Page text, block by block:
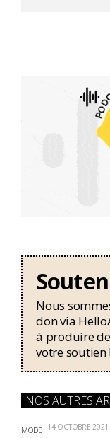
Nous
don via
à produire
votre soutien
NOS AUTRES
MODE 14 OCTOBRE 2021